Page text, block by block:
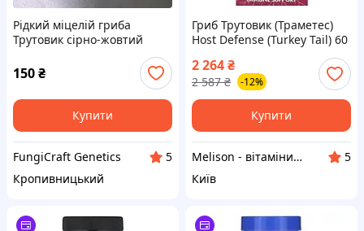
Рідкий міцелій гриба
Трутовик сірно-жовтий
"Laetiporus sulphureus" у
шприці (10 мл.)
150₴
Купити
FungiCraft Genetics
5
Кропивницький
Гриб Трутовик (Траметес)
Host Defense (Turkey Tail) 60
2 264₴
2 587 ₴ -12%
Купити
Melison - вітаміни, добавки та товари для хоббі
5
Київ